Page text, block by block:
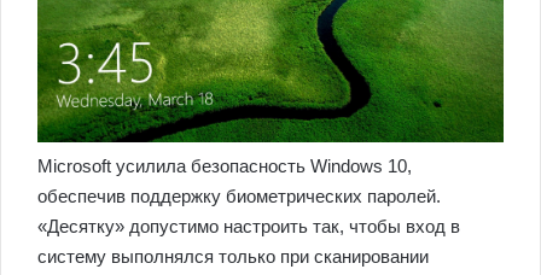
Microsoft усилила безопасность Windows 10,
обеспечив поддержку биометрических паролей.
«Десятку» допустимо настроить так, чтобы вход в
систему выполнялся только при сканировании